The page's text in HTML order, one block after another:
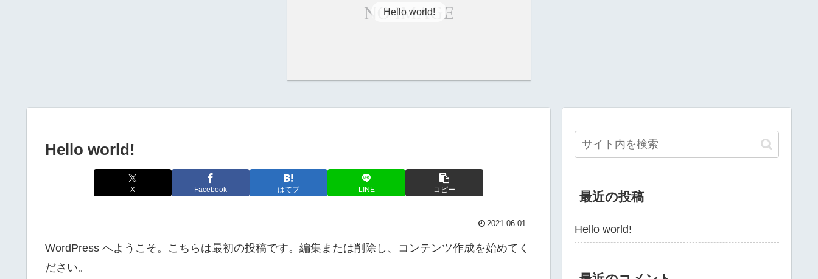
Hello world!
Hello world!
X Facebook はてブ LINE コピー
2021.06.01
WordPress へようこそ。こちらは最初の投稿です。編集または削除し、コンテンツ作成を始めてく
ださい。
最近の投稿
Hello world!